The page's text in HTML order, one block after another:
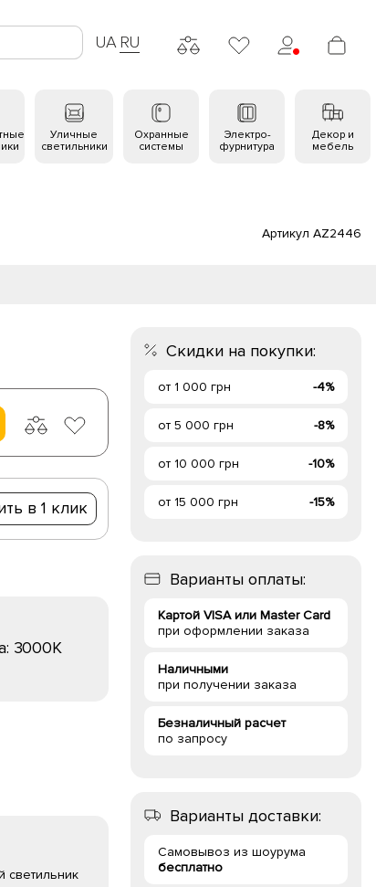
UA RU
Уличные
светильники
Охранные
системы
Электро-
фурнитура
Декор и
мебель
Артикул AZ2446
в 1 клик
3000K
светильник
Скидки на покупки:
от 1 000 грн -4%
от 5 000 грн -8%
от 10 000 грн -10%
от 15 000 грн -15%
Варианты оплаты:
Картой VISA или Master Card
при оформлении заказа
Наличными
при получении заказа
Безналичный расчет
по запросу
Варианты доставки:
Самовывоз из шоурума
бесплатно